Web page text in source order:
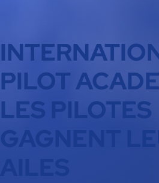
PILOT
LES PILOTES
GAGNENT